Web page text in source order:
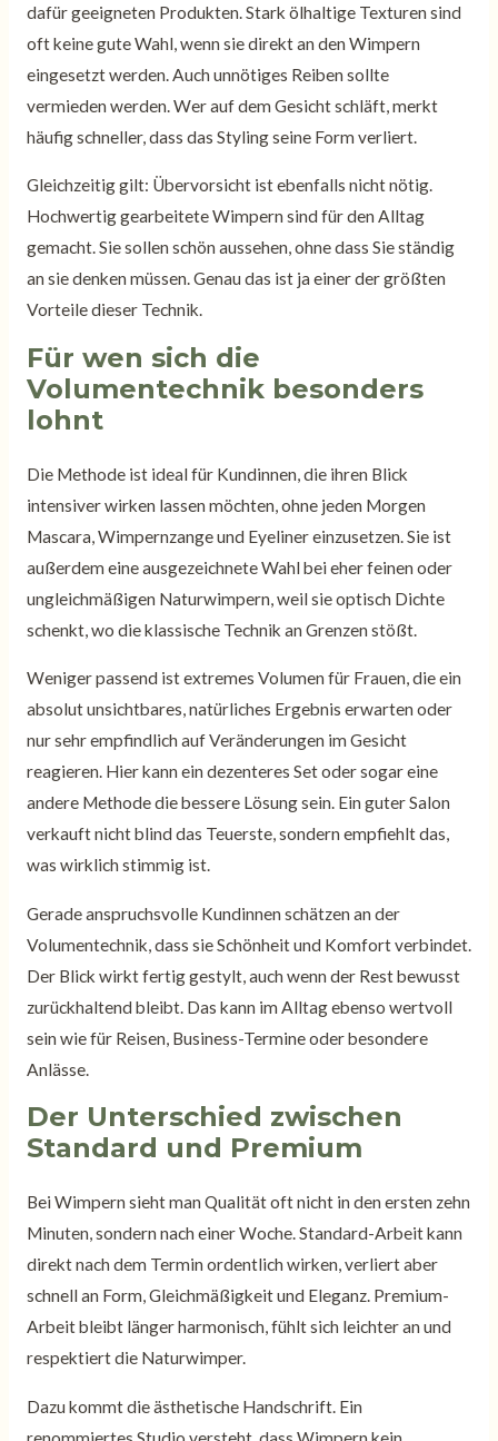
dafür geeigneten Produkten. Stark ölhaltige Texturen sind
oft keine gute Wahl, wenn sie direkt an den Wimpern
eingesetzt werden. Auch unnötiges Reiben sollte
vermieden werden. Wer auf dem Gesicht schläft, merkt
häufig schneller, dass das Styling seine Form verliert.
Gleichzeitig gilt: Übervorsicht ist ebenfalls nicht nötig.
Hochwertig gearbeitete Wimpern sind für den Alltag
gemacht. Sie sollen schön aussehen, ohne dass Sie ständig
an sie denken müssen. Genau das ist ja einer der größten
Vorteile dieser Technik.
Für wen sich die
Volumentechnik besonders
lohnt
Die Methode ist ideal für Kundinnen, die ihren Blick
intensiver wirken lassen möchten, ohne jeden Morgen
Mascara, Wimpernzange und Eyeliner einzusetzen. Sie ist
außerdem eine ausgezeichnete Wahl bei eher feinen oder
ungleichmäßigen Naturwimpern, weil sie optisch Dichte
schenkt, wo die klassische Technik an Grenzen stößt.
Weniger passend ist extremes Volumen für Frauen, die ein
absolut unsichtbares, natürliches Ergebnis erwarten oder
nur sehr empfindlich auf Veränderungen im Gesicht
reagieren. Hier kann ein dezenteres Set oder sogar eine
andere Methode die bessere Lösung sein. Ein guter Salon
verkauft nicht blind das Teuerste, sondern empfiehlt das,
was wirklich stimmig ist.
Gerade anspruchsvolle Kundinnen schätzen an der
Volumentechnik, dass sie Schönheit und Komfort verbindet.
Der Blick wirkt fertig gestylt, auch wenn der Rest bewusst
zurückhaltend bleibt. Das kann im Alltag ebenso wertvoll
sein wie für Reisen, Business-Termine oder besondere
Anlässe.
Der Unterschied zwischen
Standard und Premium
Bei Wimpern sieht man Qualität oft nicht in den ersten zehn
Minuten, sondern nach einer Woche. Standard-Arbeit kann
direkt nach dem Termin ordentlich wirken, verliert aber
schnell an Form, Gleichmäßigkeit und Eleganz. Premium-
Arbeit bleibt länger harmonisch, fühlt sich leichter an und
respektiert die Naturwimper.
Dazu kommt die ästhetische Handschrift. Ein